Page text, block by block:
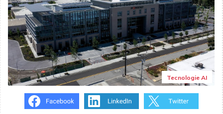
Tecnologie AI